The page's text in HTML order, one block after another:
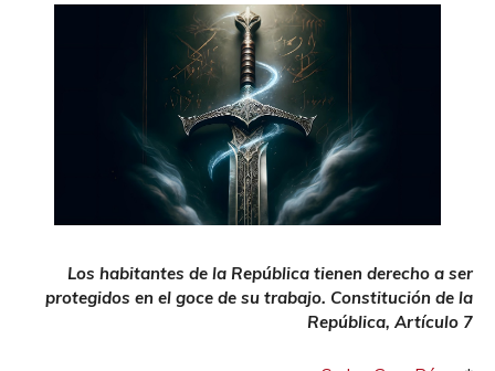
Los habitantes de la República tienen derecho a ser
protegidos en el goce de su trabajo. Constitución de la
República, Artículo 7